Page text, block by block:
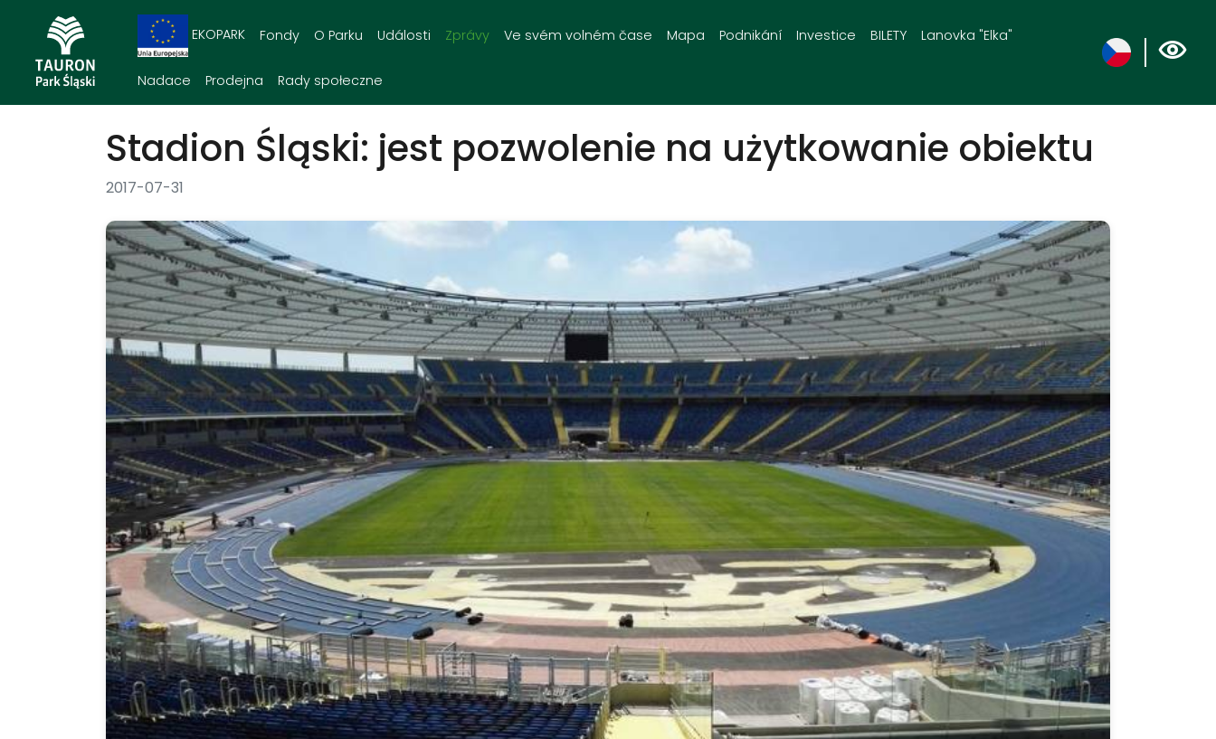
EKOPARK Fondy O Parku Události Zprávy Ve svém volném čase Mapa Podnikání Investice BILETY Lanovka "Elka"
Nadace Prodejna Rady społeczne
Stadion Śląski: jest pozwolenie na użytkowanie obiektu
2017-07-31